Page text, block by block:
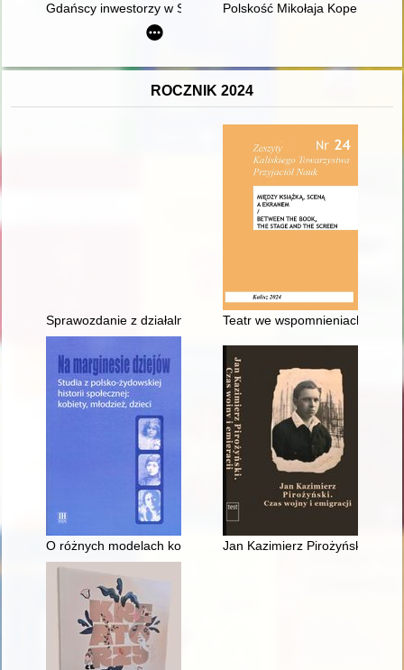
Gdańscy inwestorzy w Sopocie : prestiż finansowy i
Polskość Mikołaja Kopernika z
ROCZNIK 2024
Sprawozdanie z działalności Towarzystwa Miłośników
Teatr we wspomnieniach
O różnych modelach komunikacji z młodzieżą w
Jan Kazimierz Pirożyński :